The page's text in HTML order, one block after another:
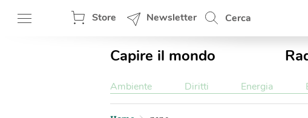
Store Newsletter Cerca
Capire il mondo
Ambiente Diritti Energia